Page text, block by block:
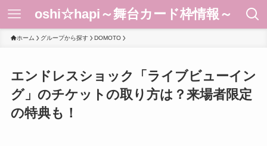
oshi☆hapi～舞台カード枠情報～
ホーム グループから探す DOMOTO
エンドレスショック「ライブビューイン
グ」のチケットの取り方は？来場者限定
の特典も！